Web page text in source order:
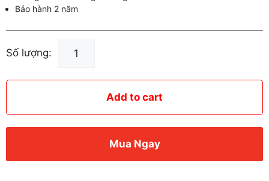
Bảo hành 2 năm
Số lượng:
Add to cart
Mua Ngay